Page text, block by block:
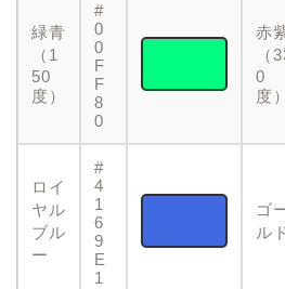
緑青
（1
50
度）
#
0
0
F
F
8
0
赤
（
0
度）
ロイ
ヤル
ブル
ー
#
4
1
6
9
E
1
ゴ
ル